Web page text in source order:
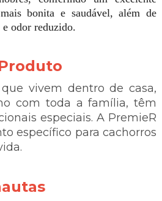
bonita e saudável, além de
odor reduzido.
vivem dentro de casa,
com toda a família, têm
especiais. A PremieR
específico para cachorros